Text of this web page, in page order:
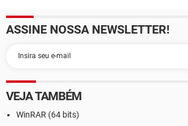
ASSINE NOSSA NEWSLETTER!
VEJA TAMBÉM
WinRAR (64 bits)